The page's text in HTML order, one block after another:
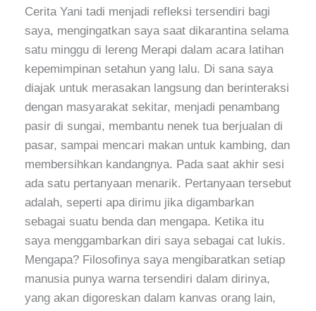
Cerita Yani tadi menjadi refleksi tersendiri bagi
saya, mengingatkan saya saat dikarantina selama
satu minggu di lereng Merapi dalam acara latihan
kepemimpinan setahun yang lalu. Di sana saya
diajak untuk merasakan langsung dan berinteraksi
dengan masyarakat sekitar, menjadi penambang
pasir di sungai, membantu nenek tua berjualan di
pasar, sampai mencari makan untuk kambing, dan
membersihkan kandangnya. Pada saat akhir sesi
ada satu pertanyaan menarik. Pertanyaan tersebut
adalah, seperti apa dirimu jika digambarkan
sebagai suatu benda dan mengapa. Ketika itu
saya menggambarkan diri saya sebagai cat lukis.
Mengapa? Filosofinya saya mengibaratkan setiap
manusia punya warna tersendiri dalam dirinya,
yang akan digoreskan dalam kanvas orang lain,